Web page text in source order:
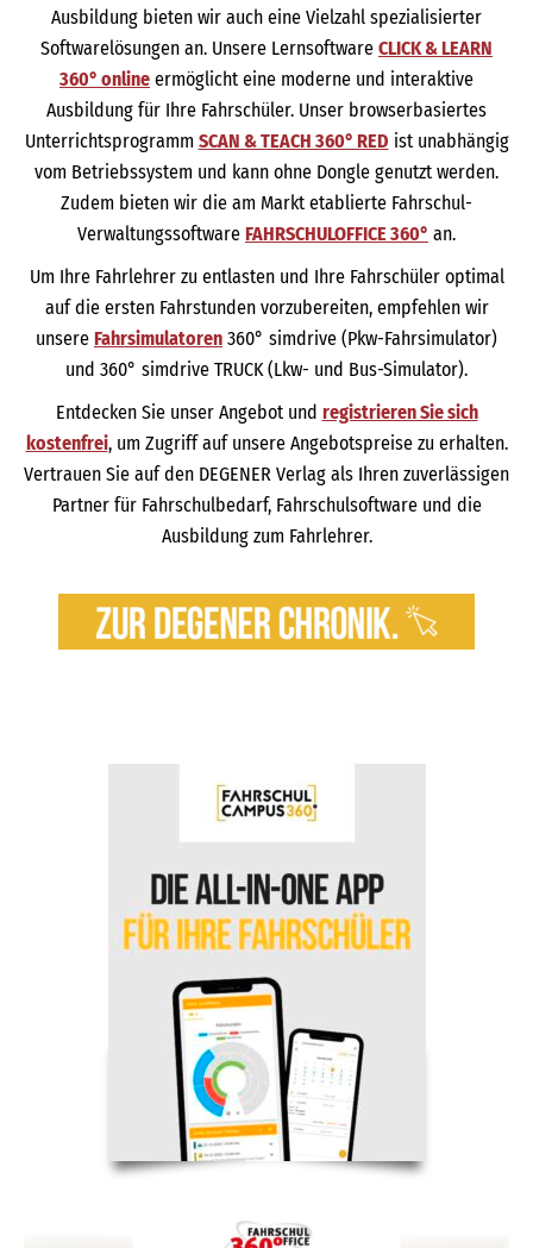
Ausbildung bieten wir auch eine Vielzahl spezialisierter
Softwarelösungen an. Unsere Lernsoftware CLICK & LEARN
360° online ermöglicht eine moderne und interaktive
Ausbildung für Ihre Fahrschüler. Unser browserbasiertes
Unterrichtsprogramm SCAN & TEACH 360° RED ist unabhängig
vom Betriebssystem und kann ohne Dongle genutzt werden.
Zudem bieten wir die am Markt etablierte Fahrschul-
Verwaltungssoftware FAHRSCHULOFFICE 360° an.
Um Ihre Fahrlehrer zu entlasten und Ihre Fahrschüler optimal
auf die ersten Fahrstunden vorzubereiten, empfehlen wir
unsere Fahrsimulatoren 360° simdrive (Pkw-Fahrsimulator)
und 360° simdrive TRUCK (Lkw- und Bus-Simulator).
Entdecken Sie unser Angebot und registrieren Sie sich
kostenfrei, um Zugriff auf unsere Angebotspreise zu erhalten.
Vertrauen Sie auf den DEGENER Verlag als Ihren zuverlässigen
Partner für Fahrschulbedarf, Fahrschulsoftware und die
Ausbildung zum Fahrlehrer.